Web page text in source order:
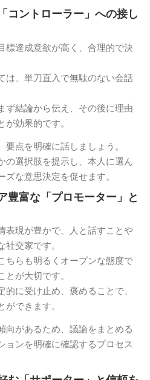
コントローラー」への接し
標達成意欲が高く、合理的で決
は、単刀直入で無駄のない会話
ず結論から伝え、その後に理由
効果的です。
点を明確に話しましょう。
の選択肢を提示し、本人に選ん
な意思決定を促せます。
豊富な「プロモーター」と
表現が豊かで、人と話すことや
交家です。
ちらも明るくオープンな態度で
が大切です。
に受け止め、褒めることで、
できます。
向があるため、議論をまとめる
ョンを明確に確認するプロセス